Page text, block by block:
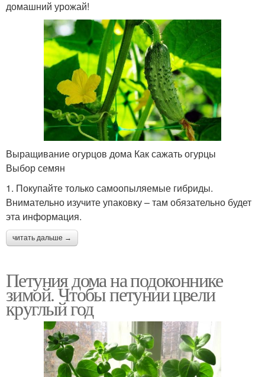
домашний урожай!
Выращивание огурцов дома Как сажать огурцы
Выбор семян
1. Покупайте только самоопыляемые гибриды.
Внимательно изучите упаковку – там обязательно будет
эта информация.
читать дальше →
Петуния дома на подоконнике
зимой. Чтобы петунии цвели
круглый год